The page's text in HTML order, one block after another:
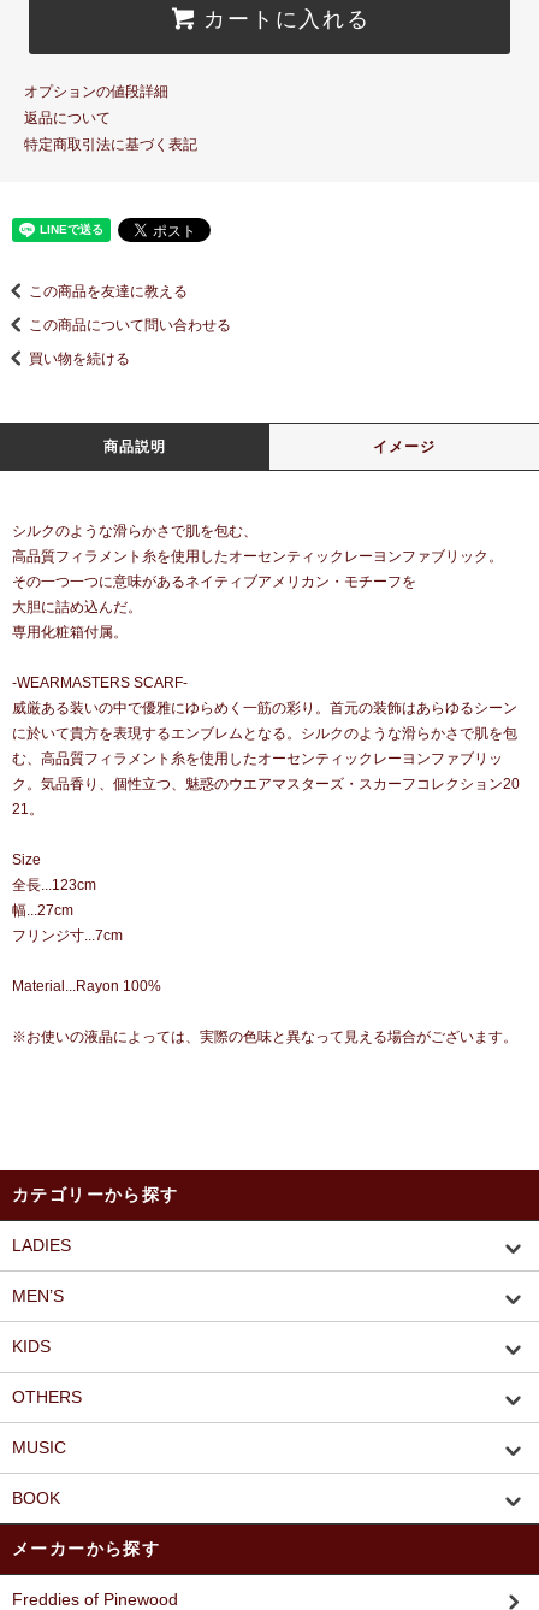
カートに入れる
オプションの値段詳細
返品について
特定商取引法に基づく表記
この商品を友達に教える
この商品について問い合わせる
買い物を続ける
商品説明 イメージ
シルクのような滑らかさで肌を包む、
高品質フィラメント糸を使用したオーセンティックレーヨンファブリック。
その一つ一つに意味があるネイティブアメリカン・モチーフを
大胆に詰め込んだ。
専用化粧箱付属。
-WEARMASTERS SCARF-
威厳ある装いの中で優雅にゆらめく一筋の彩り。首元の装飾はあらゆるシーン
に於いて貴方を表現するエンブレムとなる。シルクのような滑らかさで肌を包
む、高品質フィラメント糸を使用したオーセンティックレーヨンファブリッ
ク。気品香り、個性立つ、魅惑のウエアマスターズ・スカーフコレクション20
21。
Size
全長...123cm
幅...27cm
フリンジ寸...7cm
Material...Rayon 100%
※お使いの液晶によっては、実際の色味と異なって見える場合がございます。
カテゴリーから探す
LADIES
MEN’S
KIDS
OTHERS
MUSIC
BOOK
メーカーから探す
Freddies of Pinewood